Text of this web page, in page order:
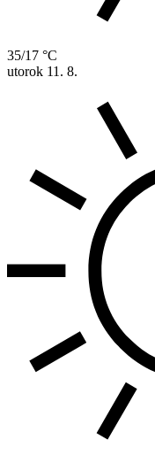
35/17 °C
utorok 11. 8.